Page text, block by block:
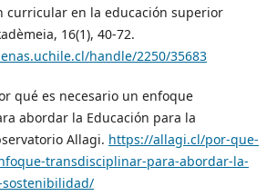
curricular en la educación superior
16(1), 40-72.
handle/2250/35683
qué es necesario un enfoque
abordar la Educación para la
Allagi. https://allagi.cl/por-que-
transdisciplinar-para-abordar-la-